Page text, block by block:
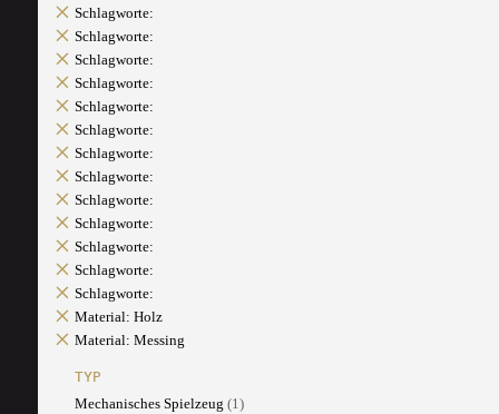
Schlagworte:
Schlagworte:
Schlagworte:
Schlagworte:
Schlagworte:
Schlagworte:
Schlagworte:
Schlagworte:
Schlagworte:
Schlagworte:
Schlagworte:
Schlagworte:
Schlagworte:
Material: Holz
Material: Messing
TYP
Mechanisches Spielzeug (1)